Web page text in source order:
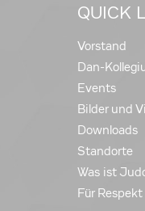
QUICK
Vorstand
Dan-
Events
Bilder und
Downloads
Standorte
Was ist
Für